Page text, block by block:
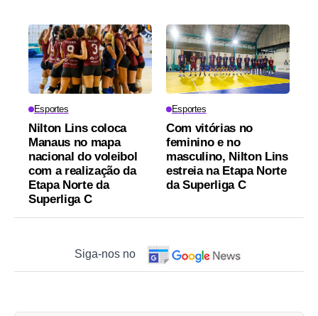
Esportes
Nilton Lins coloca
Manaus no mapa
nacional do voleibol
com a realização da
Etapa Norte da
Superliga C
Esportes
Com vitórias no
feminino e no
masculino, Nilton Lins
estreia na Etapa Norte
da Superliga C
Siga-nos no